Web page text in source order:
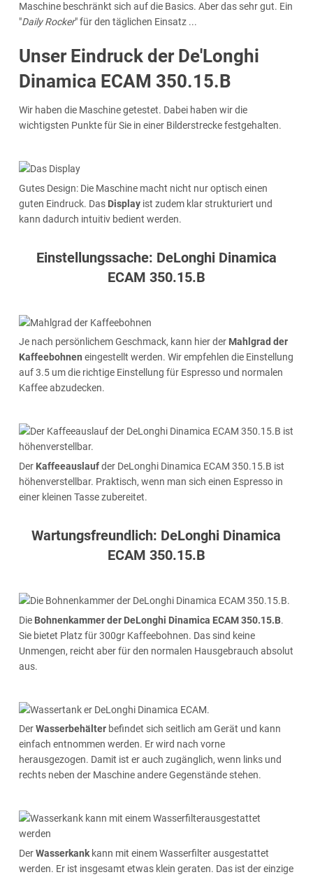
Maschine beschränkt sich auf die Basics. Aber das sehr gut. Ein
"Daily Rocker" für den täglichen Einsatz ...
Unser Eindruck der De'Longhi
Dinamica ECAM 350.15.B
Wir haben die Maschine getestet. Dabei haben wir die
wichtigsten Punkte für Sie in einer Bilderstrecke festgehalten.
Gutes Design: Die Maschine macht nicht nur optisch einen
guten Eindruck. Das Displayist zudem klar strukturiert und
kann dadurch intuitiv bedient werden.
Einstellungssache: DeLonghi Dinamica
ECAM 350.15.B
Je nach persönlichem Geschmack, kann hier derMahlgrad der
Kaffeebohnen eingestellt werden. Wir empfehlen die Einstellung
auf 3.5 um die richtige Einstellung für Espresso und normalen
Kaffee abzudecken.
DerKaffeeauslaufder DeLonghi Dinamica ECAM 350.15.B ist
höhenverstellbar. Praktisch, wenn man sich einen Espresso in
einer kleinen Tasse zubereitet.
Wartungsfreundlich: DeLonghi Dinamica
ECAM 350.15.B
Die Bohnenkammer der DeLonghi Dinamica ECAM 350.15.B.
Sie bietet Platz für 300gr Kaffeebohnen. Das sind keine
Unmengen, reicht aber für den normalen Hausgebrauch absolut
aus.
DerWasserbehälterbefindet sich seitlich am Gerät und kann
einfach entnommen werden. Er wird nach vorne
herausgezogen. Damit ist er auch zugänglich, wenn links und
rechts neben der Maschine andere Gegenstände stehen.
DerWasserkankkann mit einem Wasserfilter ausgestattet
werden. Er ist insgesamt etwas klein geraten. Das ist der einzige